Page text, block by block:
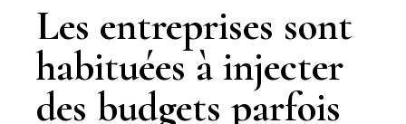
Les entreprises sont
habituées à injecter
des budgets parfois